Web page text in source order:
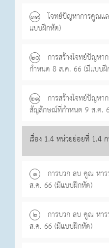
๑๙ โจทย์ปัญหาการคูณแ
แบบฝึกหัด)
๒o
การสร้างโจทย์ปัญห
กำหนด 8 ส.ค. 66 (มีแบบ
๒๑
การสร้างโจทย์ปัญห
สัญลักษณ์ที่กำหนด 9 ส.ค.
เรื่อง 1.4 หน่วยย่อยที่ 1.4
๑
การบวก ลบ คูณ หา
ส.ค. 66 (มีแบบฝึกหัด)
๒
การบวก ลบ คูณ หา
ส.ค. 66 (มีแบบฝึกหัด)